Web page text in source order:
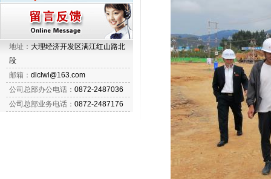
地址： 大理经济开发区满江红山路北
段
邮箱： dlclwl@163.com
公司总部办公电话： 0872-2487036
公司总部业务电话： 0872-2487176